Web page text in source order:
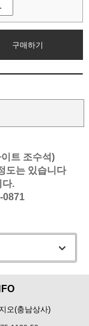
구매하기
트 조수석)
도는 있습니다
다.
0871
오(충남상사)